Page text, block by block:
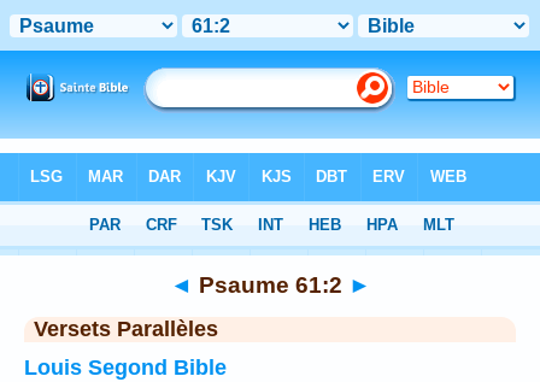
Chapitre 61> Verset 2
◄ Psaume 61:2 ►
Versets Parallèles
Louis Segond Bible